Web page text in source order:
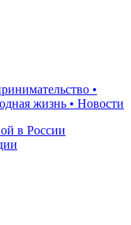
•
жизнь • Новости
в России